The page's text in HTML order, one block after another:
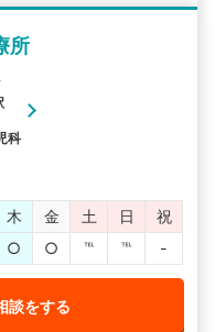
所
科
木 金 土 日
祝
○ ○ ℡ ℡ -
談をする